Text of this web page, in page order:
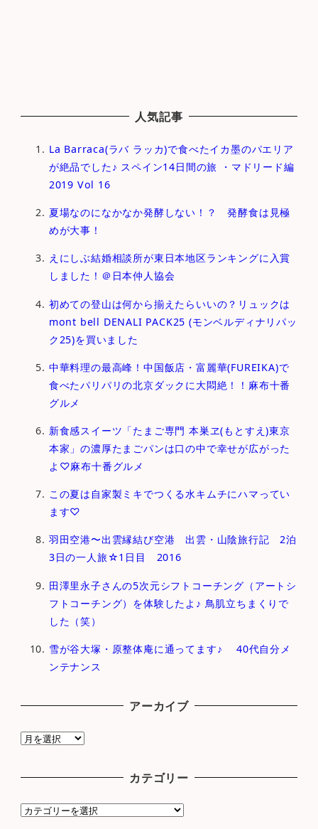
人気記事
La Barraca(ラバ ラッカ)で食べたイカ墨のパエリア
が絶品でした♪ スペイン14日間の旅 ・マドリード編
2019 Vol 16
夏場なのになかなか発酵しない！？ 発酵食は見極
めが大事！
えにしぶ結婚相談所が東日本地区ランキングに入賞
しました！＠日本仲人協会
初めての登山は何から揃えたらいいの？リュックは
mont bell DENALI PACK25 (モンベルディナリパッ
ク25)を買いました
中華料理の最高峰！中国飯店・富麗華(FUREIKA)で
食べたパリパリの北京ダックに大悶絶！！麻布十番
グルメ
新食感スイーツ「たまご専⾨ 本巣ヱ(もとすえ)東京
本家」の濃厚たまごパンは口の中で幸せが広がった
よ♡麻布十番グルメ
この夏は自家製ミキでつくる水キムチにハマってい
ます♡
羽田空港〜出雲縁結び空港 出雲・山陰旅行記 2泊
3日の一人旅☆1日目 2016
田澤里永子さんの5次元シフトコーチング（アートシ
フトコーチング）を体験したよ♪ 鳥肌立ちまくりで
した（笑）
雪が谷大塚・原整体庵に通ってます♪ 40代自分メ
ンテナンス
アーカイブ
ア
ブ
カテゴリー
カ